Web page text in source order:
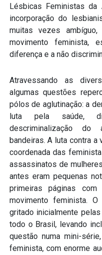
Lésbicas Feministas
incorporação do
muitas vezes
movimento feminista,
diferença e a não
Atravessando as
algumas questões
pólos de aglutinação: a
luta pela saúde,
descriminalização
bandeiras. A luta contra
coordenada das
assassinatos de
antes eram pequenas
primeiras páginas
movimento feminista.
gritado inicialmente
todo o Brasil, levando
questão numa mini-
feminista, com enorme